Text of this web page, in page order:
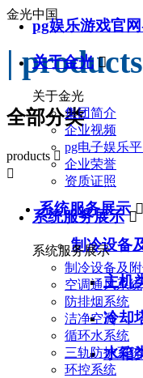
pg娱乐游戏官
关于金光 
关于金光
集团简介
企业视频
pg电子娱乐
企业荣誉
资质证照
系统服务展示 
系统服务展示
制冷设备及
空调通风系统
防排烟系统
洁净空调
循环水系统
三轨防护系统
环控系统
金光中国
| products
全部分类
products 

系统服务展示 
制冷设备
主机
冷却
水箱